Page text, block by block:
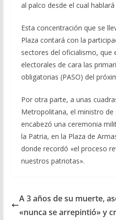
al palco desde el cual
Esta concentración que se
Plaza contará con la
sectores del oficialismo, que
electorales de cara las
obligatorias (PASO) del
Por otra parte, a unas
Metropolitana, el ministro de
encabezó una ceremonia
la Patria, en la Plaza de
donde recordó «el proceso
nuestros patriotas».
A 3 años de su muerte,
«nunca se arrepintió» y